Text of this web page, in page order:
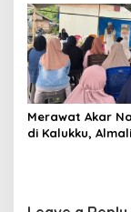
demi Indonesia
Merawat Akar
di Kalukku,